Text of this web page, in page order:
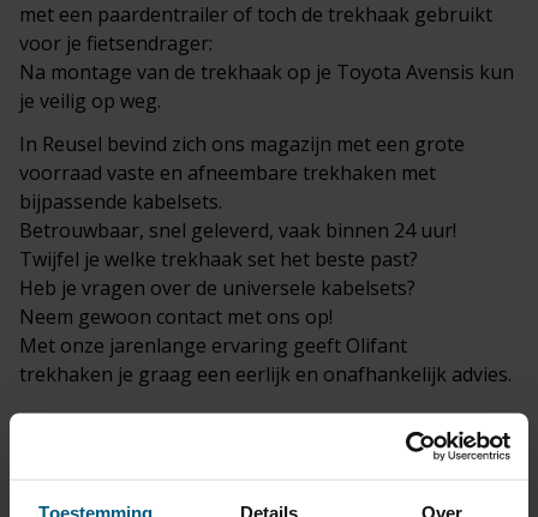
Toestemming Details Over
met een paardentrailer of toch de trekhaak gebruikt
voor je fietsendrager:
Na montage van de trekhaak op je Toyota Avensis kun
je veilig op weg.
In Reusel bevind zich ons magazijn met een grote
voorraad vaste en afneembare trekhaken met
bijpassende kabelsets.
Betrouwbaar, snel geleverd, vaak binnen 24 uur!
Twijfel je welke trekhaak set het beste past?
Heb je vragen over de universele kabelsets?
Neem gewoon contact met ons op!
Met onze jarenlange ervaring geeft Olifant
trekhaken je graag een eerlijk en onafhankelijk advies.